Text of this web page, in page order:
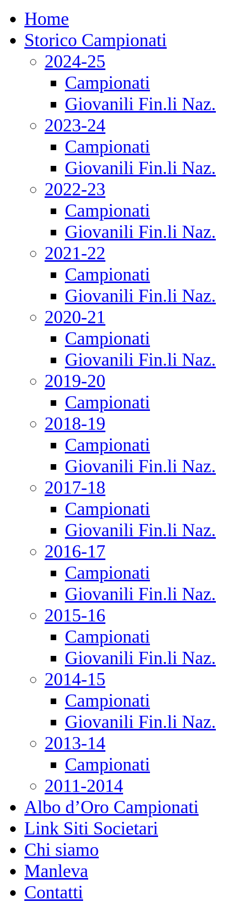
Home
Storico Campionati
2024-25
Campionati
Giovanili Fin.li Naz.
2023-24
Campionati
Giovanili Fin.li Naz.
2022-23
Campionati
Giovanili Fin.li Naz.
2021-22
Campionati
Giovanili Fin.li Naz.
2020-21
Campionati
Giovanili Fin.li Naz.
2019-20
Campionati
2018-19
Campionati
Giovanili Fin.li Naz.
2017-18
Campionati
Giovanili Fin.li Naz.
2016-17
Campionati
Giovanili Fin.li Naz.
2015-16
Campionati
Giovanili Fin.li Naz.
2014-15
Campionati
Giovanili Fin.li Naz.
2013-14
Campionati
2011-2014
Albo d’Oro Campionati
Link Siti Societari
Chi siamo
Manleva
Contatti